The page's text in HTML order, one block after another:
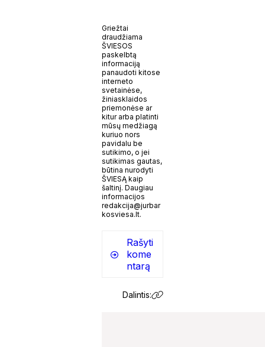
Griežtai
draudžiama
ŠVIESOS
paskelbtą
informaciją
panaudoti kitose
interneto
svetainėse,
žiniasklaidos
priemonėse ar
kitur arba platinti
mūsų medžiagą
kuriuo nors
pavidalu be
sutikimo, o jei
sutikimas gautas,
būtina nurodyti
ŠVIESĄ kaip
šaltinį. Daugiau
informacijos
redakcija@jurbar
kosviesa.lt.
Rašyti
kome
ntarą
Dalintis: